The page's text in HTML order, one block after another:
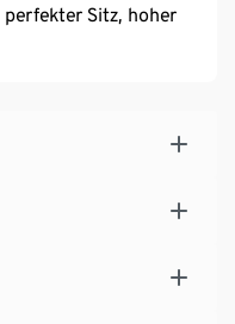
Sitz, hoher